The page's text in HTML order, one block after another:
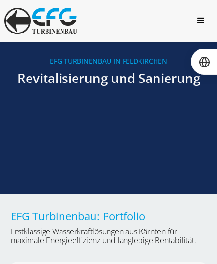
EFG TURBINENBAU IN FELDKIRCHEN
Revitalisierung und Sanierung
EFG Turbinenbau: Portfolio
Erstklassige Wasserkraftlösungen aus Kärnten für
maximale Energieeffizienz und langlebige Rentabilität.